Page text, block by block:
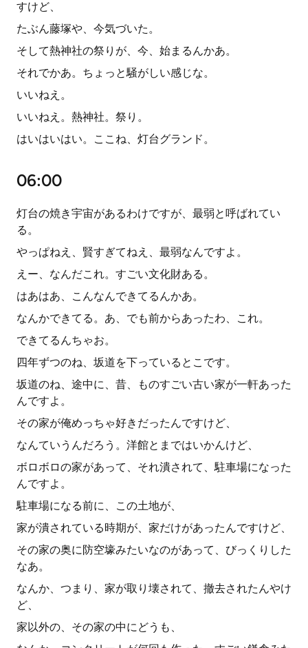
すけど、
たぶん藤塚や、今気づいた。
そして熱神社の祭りが、今、始まるんかあ。
それでかあ。ちょっと騒がしい感じな。
いいねえ。
いいねえ。熱神社。祭り。
はいはいはい。ここね、灯台グランド。
06:00
灯台の焼き宇宙があるわけですが、最弱と呼ばれてい
る。
やっぱねえ、賢すぎてねえ、最弱なんですよ。
えー、なんだこれ。すごい文化財ある。
はあはあ、こんなんできてるんかあ。
なんかできてる。あ、でも前からあったわ、これ。
できてるんちゃお。
四年ずつのね、坂道を下っているとこです。
坂道のね、途中に、昔、ものすごい古い家が一軒あった
んですよ。
その家が俺めっちゃ好きだったんですけど、
なんていうんだろう。洋館とまではいかんけど、
ボロボロの家があって、それ潰されて、駐車場になった
んですよ。
駐車場になる前に、この土地が、
家が潰されている時期が、家だけがあったんですけど、
その家の奥に防空壕みたいなのがあって、びっくりした
なあ。
なんか、つまり、家が取り壊されて、撤去されたんやけ
ど、
家以外の、その家の中にどうも、